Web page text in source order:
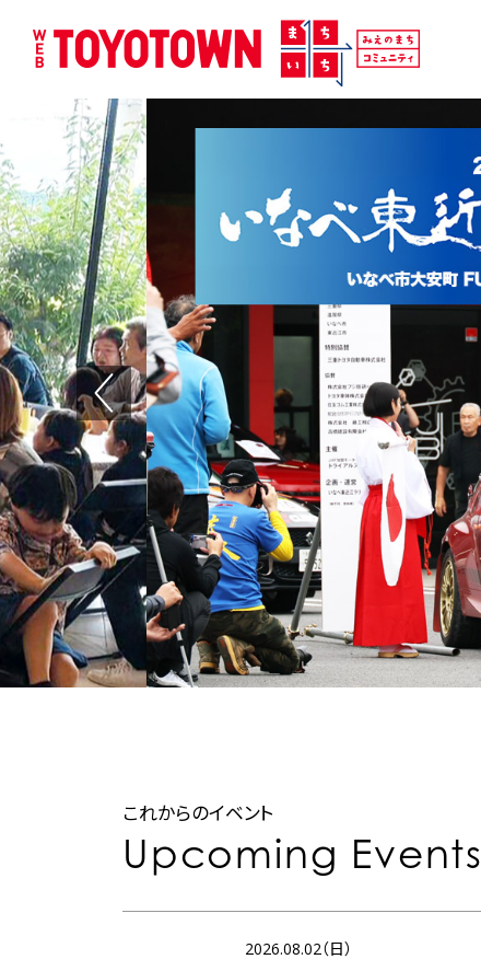
Previous
これからのイベント
Upcoming Events
2026.08.02（日）